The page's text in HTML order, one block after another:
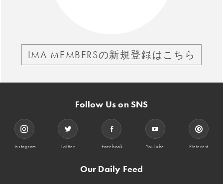
IMA MEMBERSの新規登録はこちら
Follow Us on SNS
Instagram Twitter Facebook YouTube Pinterest
Our Daily Feed